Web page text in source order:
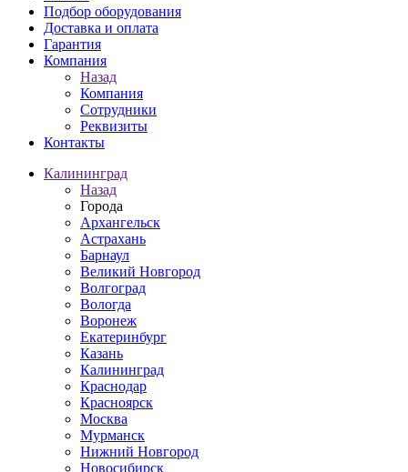
Подбор оборудования
Доставка и оплата
Гарантия
Компания
Назад
Компания
Сотрудники
Реквизиты
Контакты
Калининград
Назад
Города
Архангельск
Астрахань
Барнаул
Великий Новгород
Волгоград
Вологда
Воронеж
Екатеринбург
Казань
Калининград
Краснодар
Красноярск
Москва
Мурманск
Нижний Новгород
Новосибирск